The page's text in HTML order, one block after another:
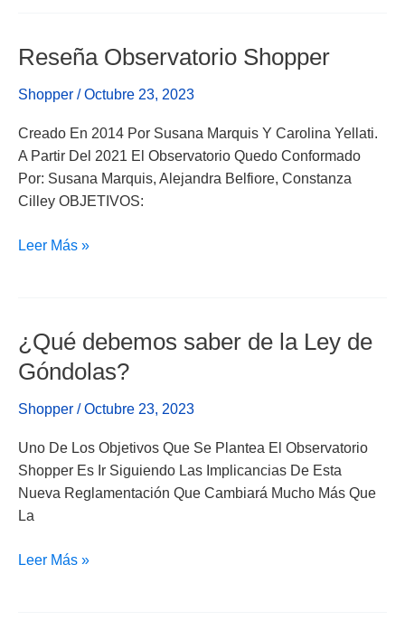
Reseña Observatorio Shopper
Shopper /Octubre 23, 2023
Creado En 2014 Por Susana Marquis Y Carolina Yellati.
A Partir Del 2021 El Observatorio Quedo Conformado
Por: Susana Marquis, Alejandra Belfiore, Constanza
Cilley OBJETIVOS:
Reseña
Shopper
Leer Más »
¿Qué debemos saber de la Ley de
Góndolas?
Shopper /Octubre 23, 2023
Uno De Los Objetivos Que Se Plantea El Observatorio
Shopper Es Ir Siguiendo Las Implicancias De Esta
Nueva Reglamentación Que Cambiará Mucho Más Que
La
¿Qué
Debemos
Saber
De
Ley
De
Góndolas?
Leer Más »